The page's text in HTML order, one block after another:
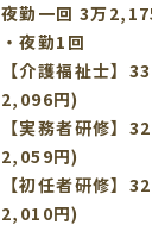
夜勤一回 3万
・夜勤1回
【介護福祉士】
2,096円)
【実務者研修】
2,059円)
【初任者研修】
2,010円)